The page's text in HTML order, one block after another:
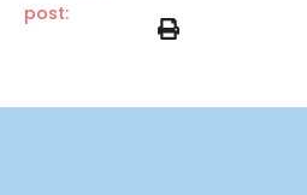
post: